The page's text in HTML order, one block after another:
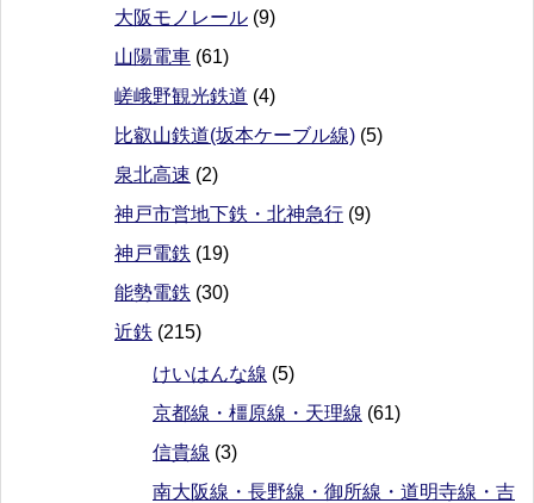
大阪モノレール (9)
山陽電車 (61)
嵯峨野観光鉄道 (4)
比叡山鉄道(坂本ケーブル線) (5)
泉北高速 (2)
神戸市営地下鉄・北神急行 (9)
神戸電鉄 (19)
能勢電鉄 (30)
近鉄 (215)
けいはんな線 (5)
京都線・橿原線・天理線 (61)
信貴線 (3)
南大阪線・長野線・御所線・道明寺線・吉